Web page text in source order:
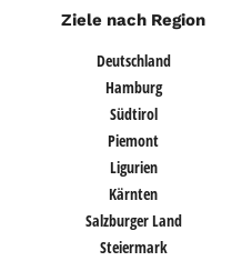
Ziele nach Region
Deutschland
Hamburg
Südtirol
Piemont
Ligurien
Kärnten
Salzburger Land
Steiermark